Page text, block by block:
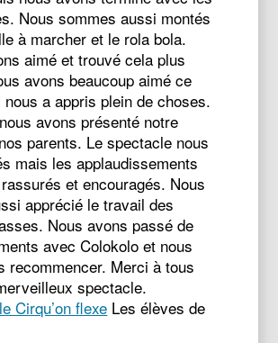
Nous sommes aussi montés
à marcher et le rola bola.
aimé et trouvé cela plus
avons beaucoup aimé ce
nous a appris plein de choses.
avons présenté notre
parents. Le spectacle nous
mais les applaudissements
et encouragés. Nous
apprécié le travail des
Nous avons passé de
avec Colokolo et nous
recommencer. Merci à tous
spectacle.
Cirqu’on flexe Les élèves de